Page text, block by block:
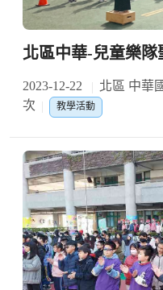
北區中華-兒童樂隊
2023-12-22 北區 中華
次
教學活動